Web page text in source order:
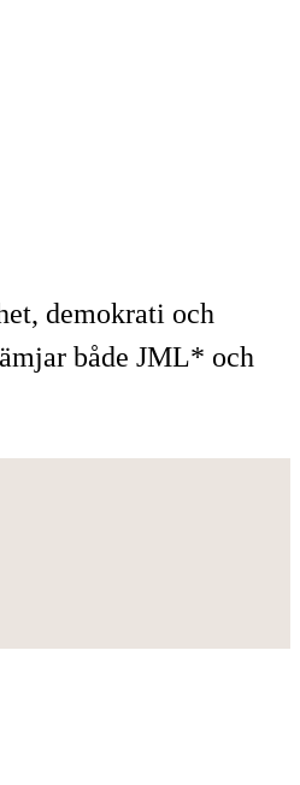
demokrati och
både JML* och